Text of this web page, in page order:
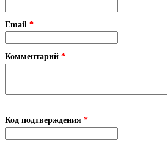
Email *
Комментарий *
Код подтверждения *